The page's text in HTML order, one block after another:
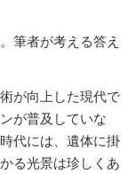
筆者が考える答え
が向上した現代で
が普及していな
代には、遺体に掛
る光景は珍しくあ